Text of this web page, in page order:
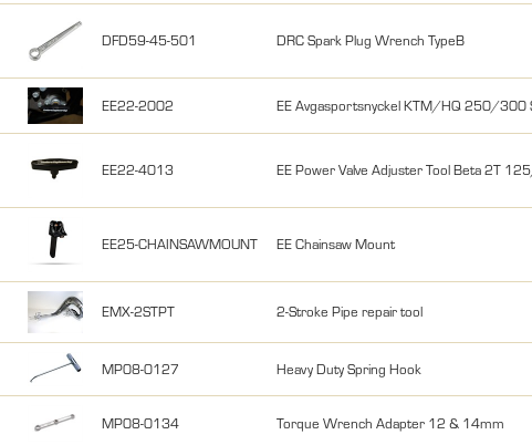
DFD59-45-501 DRC Spark Plug Wrench TypeB
EE22-2002 EE Avgasportsnyckel KTM/HQ 250/
EE22-4013 EE Power Valve Adjuster Tool Beta 2T
EE25-CHAINSAWMOUNT EE Chainsaw Mount
EMX-2STPT 2-Stroke Pipe repair tool
MP08-0127 Heavy Duty Spring Hook
MP08-0134 Torque Wrench Adapter 12 & 14mm